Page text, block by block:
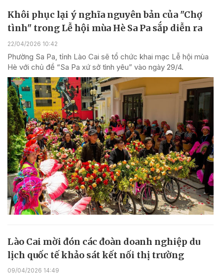
Khôi phục lại ý nghĩa nguyên bản của "Chợ
tình" trong Lễ hội mùa Hè Sa Pa sắp diễn ra
22/04/2026 10:42
Phường Sa Pa, tỉnh Lào Cai sẽ tổ chức khai mạc Lễ hội mùa
Hè với chủ đề “Sa Pa xứ sở tình yêu” vào ngày 29/4.
Lào Cai mời đón các đoàn doanh nghiệp du
lịch quốc tế khảo sát kết nối thị trường
09/04/2026 14:49